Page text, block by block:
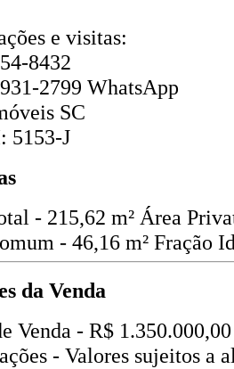
e visitas:
8432
2799 WhatsApp
SC
5153-J
- 215,62 m² Área
- 46,16 m² Fração
da Venda
Venda - R$ 1.350.000,00
- Valores sujeitos a